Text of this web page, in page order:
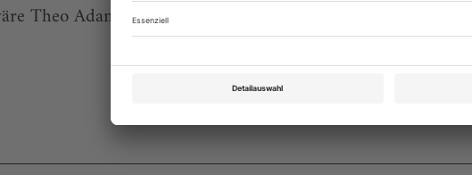
Theo Adam, der Edelmann unter den Bässen, 100 Jahre alt